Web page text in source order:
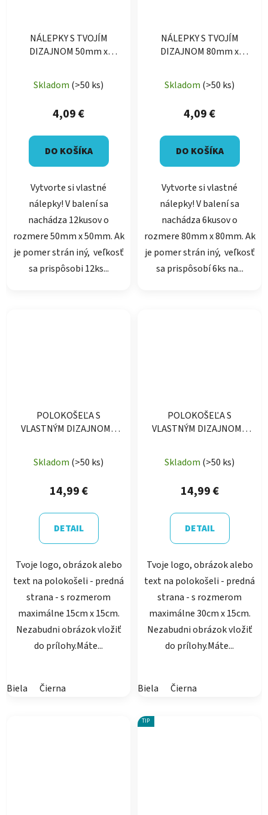
NÁLEPKY S TVOJÍM
DIZAJNOM 50mm x
hodnotenie
produktu
5,0
z
hviezdičiek.
Skladom (>50 ks)
4,09 €
DO KOŠÍKA
Vytvorte si vlastné
nálepky! V balení sa
nachádza 12kusov o
rozmere 50mm x 50mm. Ak
je pomer strán iný, veľkosť
sa prispôsobi 12ks...
NÁLEPKY S TVOJÍM
DIZAJNOM 80mm x
Skladom (>50 ks)
4,09 €
DO KOŠÍKA
Vytvorte si vlastné
nálepky! V balení sa
nachádza 6kusov o
rozmere 80mm x 80mm. Ak
je pomer strán iný, veľkosť
sa prispôsobí 6ks na...
POLOKOŠEĽA S
VLASTNÝM DIZAJNOM -
Skladom (>50 ks)
14,99 €
DETAIL
Tvoje logo, obrázok alebo
text na polokošeli - predná
strana - s rozmerom
maximálne 15cm x 15cm.
Nezabudni obrázok vložiť
do prílohy.Máte...
Biela Čierna
POLOKOŠEĽA S
VLASTNÝM DIZAJNOM -
Skladom (>50 ks)
14,99 €
DETAIL
Tvoje logo, obrázok alebo
text na polokošeli - predná
strana - s rozmerom
maximálne 30cm x 15cm.
Nezabudni obrázok vložiť
do prílohy.Máte...
Biela Čierna
TIP